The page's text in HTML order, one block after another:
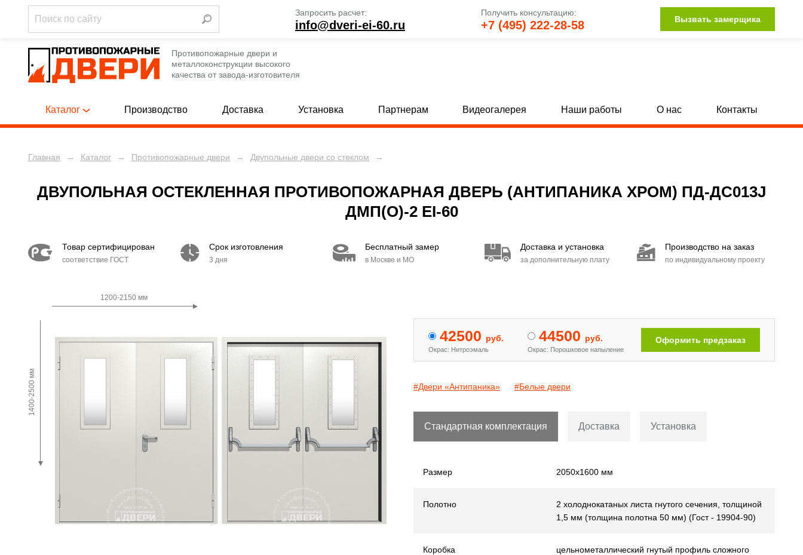
Запросить расчет:
info@dveri-ei-60.ru
Получить консультацию:
+7 (495) 222-28-58 Вызвать замерщика
Противопожарные двери и
металлоконструкции высокого
качества от завода-изготовителя
Каталог
ПРОТИВОПОЖАРНЫЕ ДВЕРИ [788]
ПРОТИВОПОЖАРНЫЕ ЛЮКИ [12]
Однопольные глухие двери [69]
Двупольные двери со стеклом Двупольные глухие двери с МДФ
Полуторные двери с МДФ и стеклом [15] Двери EI 30 Двери с иллюминатором
Производство Доставка Установка Партнерам Видеогалерея Наши работы О нас Контакты
Главная → Каталог → Противопожарные двери → Двупольные двери со стеклом →
ДВУПОЛЬНАЯ ОСТЕКЛЕННАЯ ПРОТИВОПОЖАРНАЯ ДВЕРЬ (АНТИПАНИКА ХРОМ) ПД-ДC013J
ДМП(О)-2 EI-60
Товар сертифицирован
соответствие ГОСТ
Срок изготовления
3 дня
Бесплатный замер
в Москве и МО
Доставка и установка
за дополнительную плату
Производство на заказ
по индивидуальному проекту
1200-2150 мм
1400-2500 мм
42500 руб.
Окрас: Нитроэмаль
44500 руб.
Окрас: Порошковое напыление
Оформить предзаказ
#Двери «Антипаника» #Белые двери
Стандартная комплектация Доставка Установка
Размер 2050х1600 мм
Полотно
2 холоднокатаных листа гнутого сечения, толщиной
1,5 мм (толщина полотна 50 мм) (Гост - 19904-90)
Коробка
цельнометаллический гнутый профиль сложного